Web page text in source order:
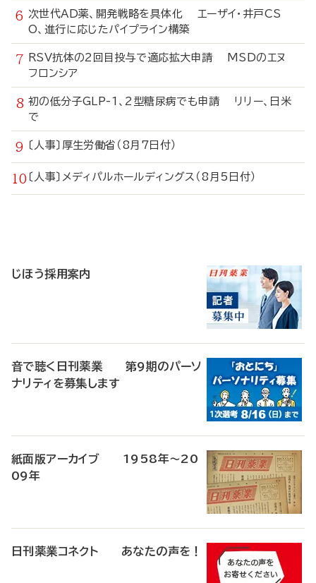
次世代AD薬、開発戦略を具体化 エーザイ・井戸CS
O、進行に応じたパイプライン構築
RSV抗体の2回目投与で適応拡大申請 MSDのエヌ
フロンシア
初の低分子GLP-1、2型糖尿病でも申請 リリー、日米
で
〔人事〕厚生労働省（8月7日付）
〔人事〕メディパルホールディングス（8月5日付）
じほう採用案内
音で聴く日刊薬業 第9期のパーソ
ナリティを募集します
紙面版アーカイブ 1958年～20
09年
日刊薬業コネクト あなたの声を！